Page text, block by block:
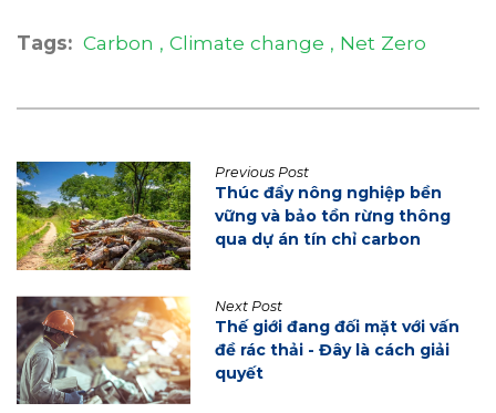
Tags: Carbon Climate change Net Zero
Previous Post
Thúc đẩy nông nghiệp bền
vững và bảo tồn rừng thông
qua dự án tín chỉ carbon
Next Post
Thế giới đang đối mặt với vấn
đề rác thải - Đây là cách giải
quyết